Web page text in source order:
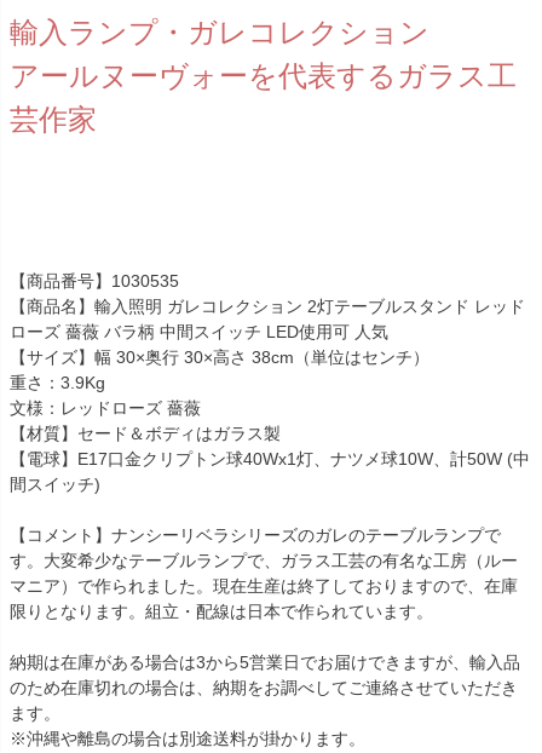
輸入ランプ・ガレコレクション
アールヌーヴォーを代表するガラス工
芸作家
【商品番号】1030535
【商品名】輸入照明 ガレコレクション 2灯テーブルスタンド レッド
ローズ 薔薇 バラ柄 中間スイッチ LED使用可 人気
【サイズ】幅 30×奥行 30×高さ 38cm（単位はセンチ）
重さ：3.9Kg
文様：レッドローズ 薔薇
【材質】セード＆ボディはガラス製
【電球】E17口金クリプトン球40Wx1灯、ナツメ球10W、計50W (中
間スイッチ)
【コメント】ナンシーリベラシリーズのガレのテーブルランプで
す。大変希少なテーブルランプで、ガラス工芸の有名な工房（ルー
マニア）で作られました。現在生産は終了しておりますので、在庫
限りとなります。組立・配線は日本で作られています。
納期は在庫がある場合は3から5営業日でお届けできますが、輸入品
のため在庫切れの場合は、納期をお調べしてご連絡させていただき
ます。
※沖縄や離島の場合は別途送料が掛かります。